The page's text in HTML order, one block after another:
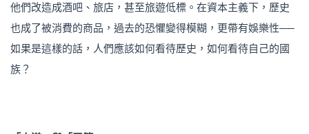
他們改造成酒吧、旅店，甚至旅遊低標。在資本主義下，歷史
也成了被消費的商品，過去的恐懼變得模糊，更帶有娛樂性──
如果是這樣的話，人們應該如何看待歷史，如何看待自己的國
族？